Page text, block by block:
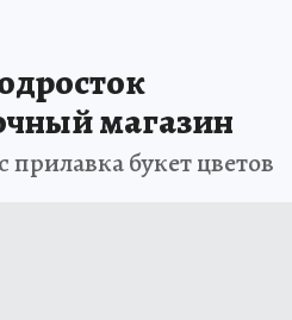
магазин
букет цветов